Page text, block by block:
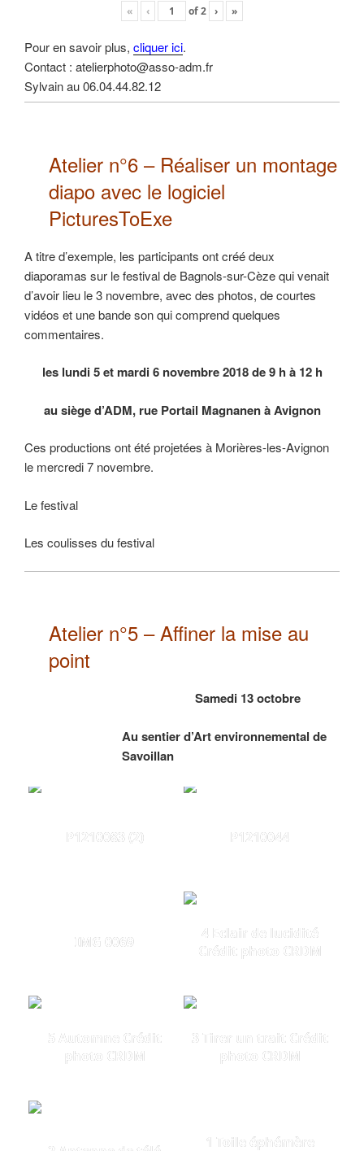
« ‹ of2 › »
Pour en savoir plus, cliquer ici.
Contact : atelierphoto@asso-adm.fr
Sylvain au 06.04.44.82.12
Atelier n°6 – Réaliser un montage
diapo avec le logiciel
PicturesToExe
A titre d’exemple, les participants ont créé deux
diaporamas sur le festival de Bagnols-sur-Cèze qui venait
d’avoir lieu le 3 novembre, avec des photos, de courtes
vidéos et une bande son qui comprend quelques
commentaires.
les lundi 5 et mardi 6 novembre 2018 de 9 h à 12 h
au siège d’ADM, rue Portail Magnanen à Avignon
Ces productions ont été projetées à Morières-les-Avignon
le mercredi 7 novembre.
Le festival
Les coulisses du festival
Atelier n°5 – Affiner la mise au
point
Samedi 13 octobre
Au sentier d’Art environnemental de
Savoillan
P1210083 (2) P1210044
IMG 0069
4 Eclair de lucidité
Crédit photo CRDM
5 Automne Crédit
photo CRDM
3 Tirer un trait Crédit
photo CRDM
1 Toile éphémère